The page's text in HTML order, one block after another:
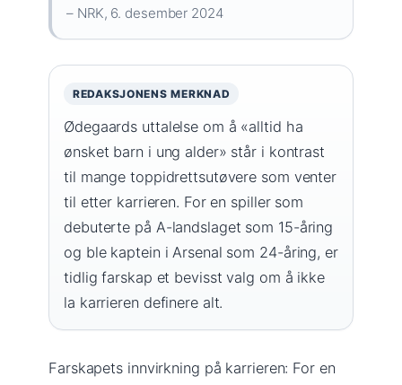
– NRK, 6. desember 2024
REDAKSJONENS MERKNAD
Ødegaards uttalelse om å «alltid ha
ønsket barn i ung alder» står i kontrast
til mange toppidrettsutøvere som venter
til etter karrieren. For en spiller som
debuterte på A-landslaget som 15-åring
og ble kaptein i Arsenal som 24-åring, er
tidlig farskap et bevisst valg om å ikke
la karrieren definere alt.
Farskapets innvirkning på karrieren: For en